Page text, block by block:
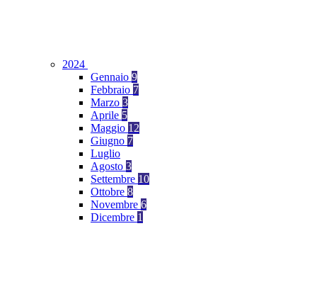
2024
Gennaio 9
Febbraio 7
Marzo 3
Aprile 5
Maggio 12
Giugno 7
Luglio
Agosto 3
Settembre 10
Ottobre 8
Novembre 6
Dicembre 1